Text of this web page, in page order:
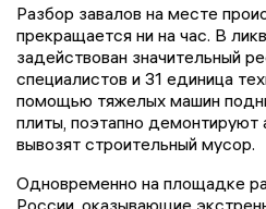
Разбор завалов на месте
прекращается ни на час. В
задействован значительный
специалистов и 31 единица
помощью тяжелых машин
плиты, поэтапно демонтируют
вывозят строительный мусор.
Одновременно на площадке
России, оказывающие